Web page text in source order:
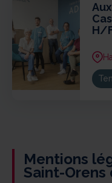
H/
Mentions
Saint-Orens